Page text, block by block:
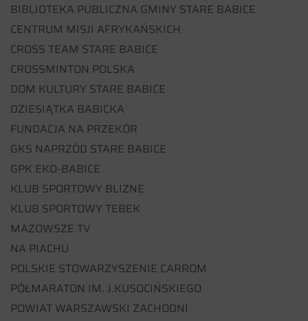
BIBLIOTEKA PUBLICZNA GMINY STARE BABICE
CENTRUM MISJI AFRYKAŃSKICH
CROSS TEAM STARE BABICE
CROSSMINTON POLSKA
DOM KULTURY STARE BABICE
DZIESIĄTKA BABICKA
FUNDACJA NA PRZEKÓR
GKS NAPRZÓD STARE BABICE
GPK EKO-BABICE
KLUB SPORTOWY BLIZNE
KLUB SPORTOWY TEBEK
MAZOWSZE TV
NA PIACHU
POLSKIE STOWARZYSZENIE CARROM
PÓŁMARATON IM. J.KUSOCIŃSKIEGO
POWIAT WARSZAWSKI ZACHODNI